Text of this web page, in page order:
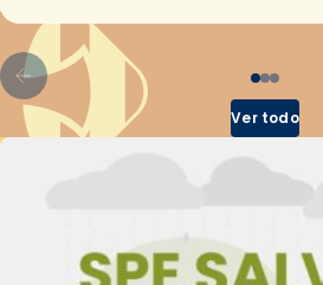
sobre…
Ver todo